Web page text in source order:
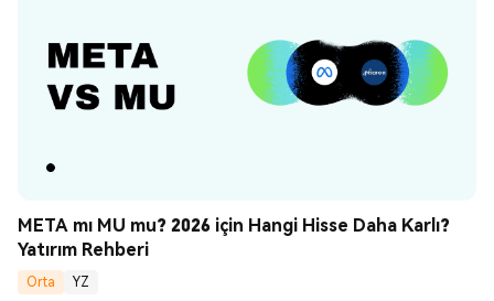
META mı MU mu? 2026 için Hangi Hisse Daha Karlı?
Yatırım Rehberi
Orta
YZ